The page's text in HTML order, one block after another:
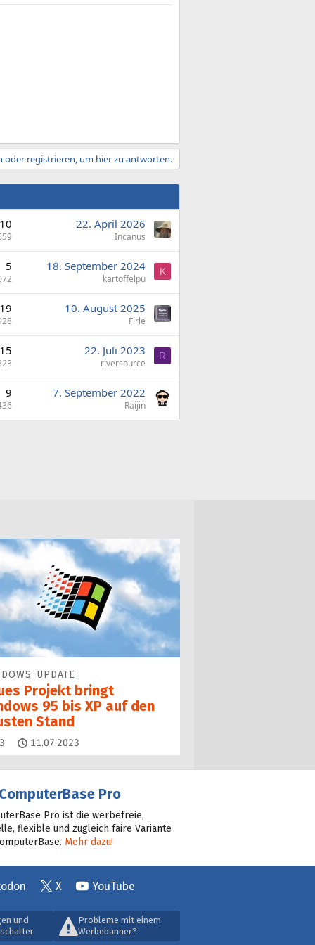
oder registrieren, um hier zu antworten.
10 22. April 2026
Incanus
5 18. September 2024
kartoffelpü
K
19 10. August 2025
Firle
15 22. Juli 2023
riversource
R
9 7. September 2022
Raijin
UPDATE
Projekt bringt
95 bis XP auf den
Stand
Kommentare
11.07.2023
ComputerBase Pro
Pro ist die werbefreie,
flexible und zugleich faire Variante
Mehr dazu!
X YouTube
und
Probleme mit einem
Werbebanner?